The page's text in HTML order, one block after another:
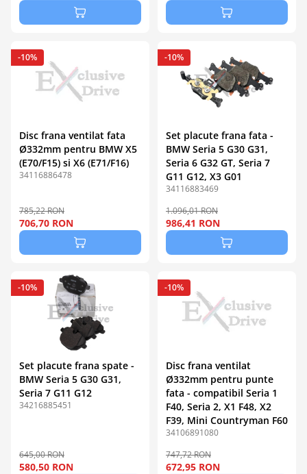
Disc frana ventilat fata
Ø332mm pentru BMW X5
(E70/F15) si X6 (E71/F16)
34116886478
785,22 RON
706,70 RON
-10%
Set placute frana fata -
BMW Seria 5 G30 G31,
Seria 6 G32 GT, Seria 7
G11 G12, X3 G01
34116883469
1.096,01 RON
986,41 RON
-10%
Set placute frana spate -
BMW Seria 5 G30 G31,
Seria 7 G11 G12
34216885451
645,00 RON
580,50 RON
-10%
Disc frana ventilat
Ø332mm pentru punte
fata - compatibil Seria 1
F40, Seria 2, X1 F48, X2
F39, Mini Countryman F60
34106891080
747,72 RON
672,95 RON
-10%